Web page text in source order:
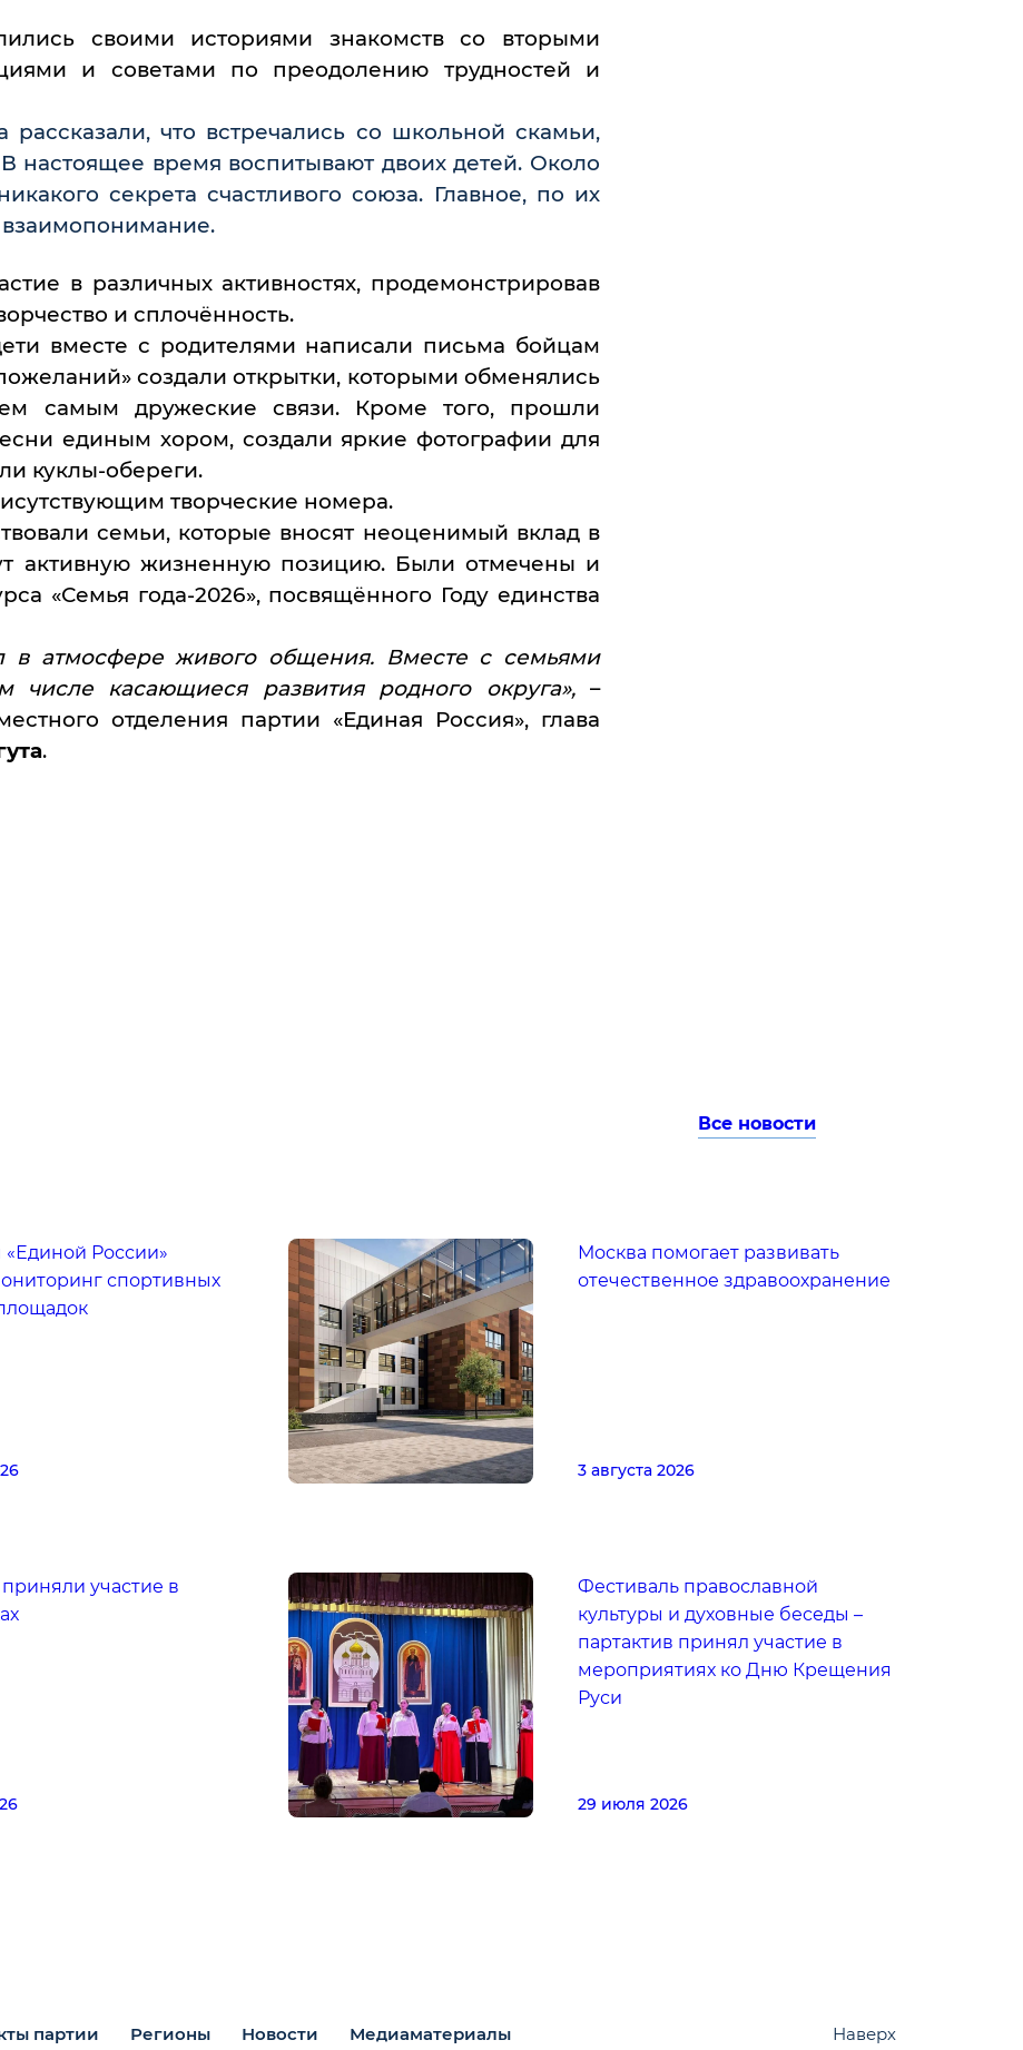
своими историями знакомств со вторыми
и советами по преодолению трудностей и
что встречались со школьной скамьи,
настоящее время воспитывают двоих детей. Около
секрета счастливого союза. Главное, по их
в различных активностях, продемонстрировав
и сплочённость.
вместе с родителями написали письма бойцам
создали открытки, которыми обменялись
самым дружеские связи. Кроме того, прошли
единым хором, создали яркие фотографии для
куклы-обереги.
творческие номера.
семьи, которые вносят неоценимый вклад в
активную жизненную позицию. Были отмечены и
«Семья года-2026», посвящённого Году единства
атмосфере живого общения. Вместе с семьями
касающиеся развития родного округа»,–
отделения партии «Единая Россия», глава
.
Все новости
«Единой России»
спортивных
участие в
Москва помогает развивать
отечественное здравоохранение
3 августа 2026
Фестиваль православной
культуры и духовные беседы –
партактив принял участие в
мероприятиях ко Дню Крещения
Руси
29 июля 2026
партии Регионы Новости Медиаматериалы Наверх